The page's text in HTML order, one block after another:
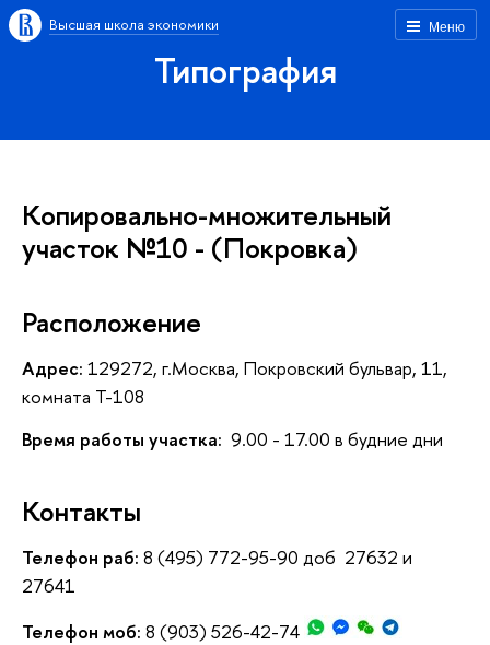
Меню
Высшая школа экономики
Типография
Копировально-множительный
участок №10 - (Покровка)
Расположение
Адрес: 129272, г.Москва, Покровский бульвар, 11,
комната Т-108
Время работы участка: 9.00 - 17.00 в будние дни
Контакты
Телефон раб: 8 (495) 772-95-90 доб 27632 и
27641
Телефон моб: 8 (903) 526-42-74